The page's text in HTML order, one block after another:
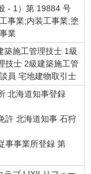
ただいた
き、誠にありがとう
いただき、
- 1）第 19884 号
事業;内装工事業;塗
業
築施工管理技士 1級
技士 2級建築施工管
員 宅地建物取引士
北海道知事登録
許 北海道知事 石狩
事事業所登録 第